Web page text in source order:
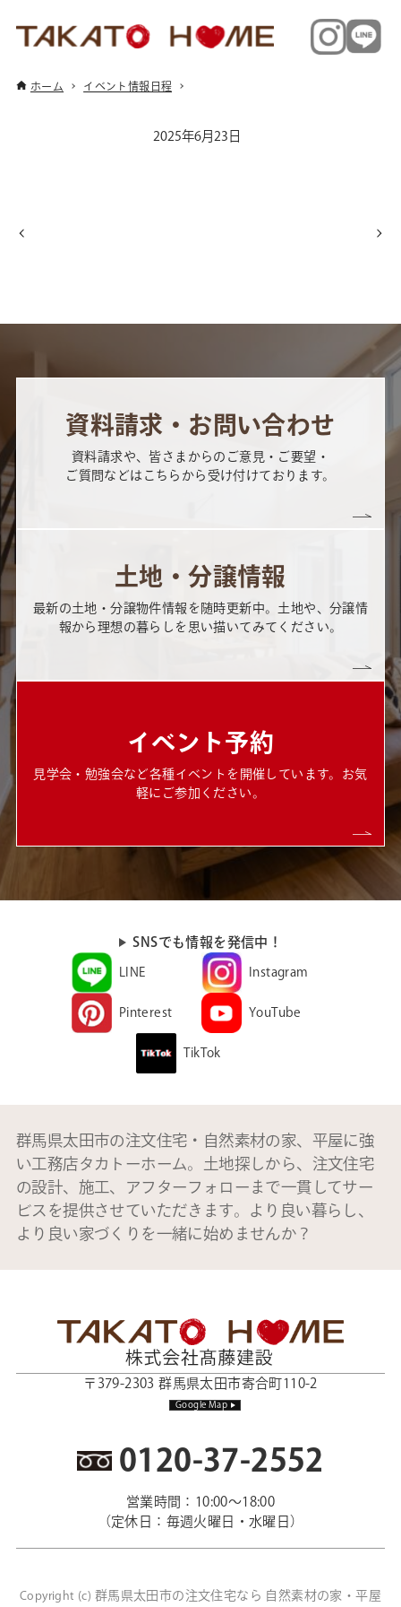
ホーム イベント情報日程
2025年6月23日
資料請求・お問い合わせ
資料請求や、皆さまからのご意見・ご要望・
ご質問などはこちらから受け付けております。
土地・分譲情報
最新の土地・分譲物件情報を随時更新中。土地や、分譲情
報から理想の暮らしを思い描いてみてください。
イベント予約
見学会・勉強会など各種イベントを開催しています。お気
軽にご参加ください。
SNSでも情報を発信中！
LINE Instagram
Pinterest YouTube
TikTok
群馬県太田市の注文住宅・自然素材の家、平屋に強
い工務店タカトーホーム。土地探しから、注文住宅
の設計、施工、アフターフォローまで一貫してサー
ビスを提供させていただきます。より良い暮らし、
より良い家づくりを一緒に始めませんか？
〒379-2303 群馬県太田市寄合町110-2
Google Map
0120-37-2552
営業時間：10:00～18:00
（定休日：毎週火曜日・水曜日）
Copyright (c) 群馬県太田市の注文住宅なら 自然素材の家・平屋